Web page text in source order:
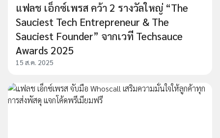
แฟลช เอ็กซ์เพรส คว้า 2 รางวัลใหญ่ “The
Sauciest Tech Entrepreneur & The
Sauciest Founder” จากเวที Techsauce
Awards 2025
15 ส.ค. 2025